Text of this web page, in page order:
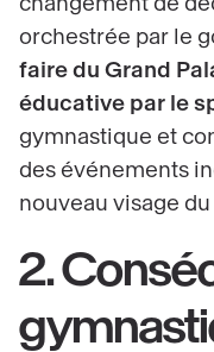
orchestrée par le
faire du Grand
éducative par le
gymnastique et
des événements
nouveau visage du
2.